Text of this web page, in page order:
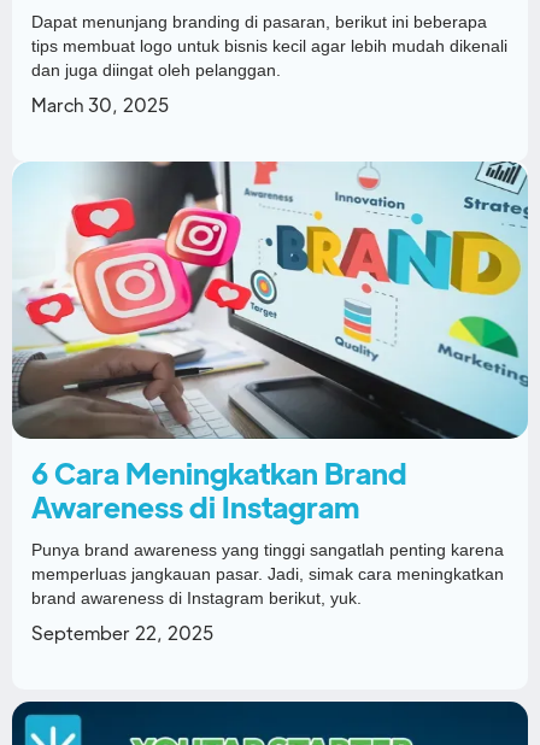
Dapat menunjang branding di pasaran, berikut ini beberapa
tips membuat logo untuk bisnis kecil agar lebih mudah dikenali
dan juga diingat oleh pelanggan.
March 30, 2025
6 Cara Meningkatkan Brand
Awareness di Instagram
Punya brand awareness yang tinggi sangatlah penting karena
memperluas jangkauan pasar. Jadi, simak cara meningkatkan
brand awareness di Instagram berikut, yuk.
September 22, 2025